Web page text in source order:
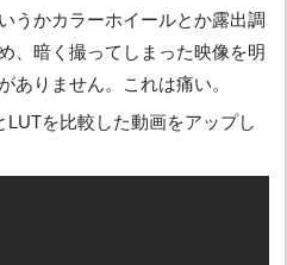
うかカラーホイールとか露出調
、暗く撮ってしまった映像を明
ありません。これは痛い。
LUTを比較した動画をアップし